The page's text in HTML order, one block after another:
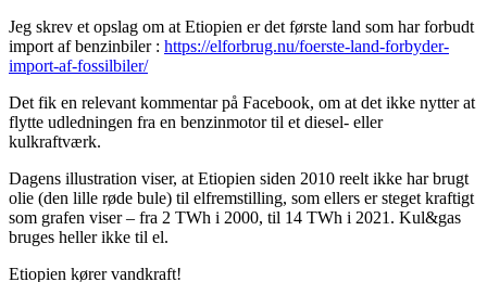
Jeg skrev et opslag om at Etiopien er det første land som har forbudt
import af benzinbiler : https://elforbrug.nu/foerste-land-forbyder-
import-af-fossilbiler/
Det fik en relevant kommentar på Facebook, om at det ikke nytter at
flytte udledningen fra en benzinmotor til et diesel- eller
kulkraftværk.
Dagens illustration viser, at Etiopien siden 2010 reelt ikke har brugt
olie (den lille røde bule) til elfremstilling, som ellers er steget kraftigt
som grafen viser – fra 2 TWh i 2000, til 14 TWh i 2021. Kul&gas
bruges heller ikke til el.
Etiopien kører vandkraft!